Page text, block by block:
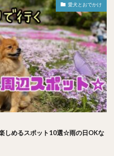
愛犬とおでかけ
しめるスポット10選☆雨の日OKな